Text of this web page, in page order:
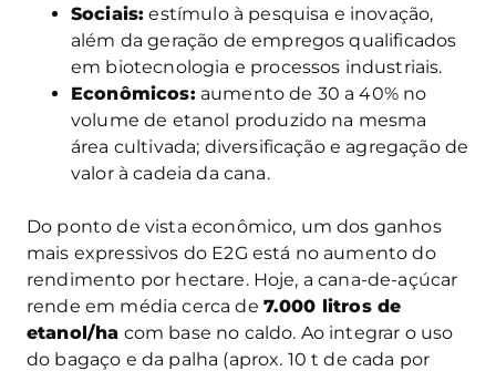
Sociais: estímulo à pesquisa e inovação,
além da geração de empregos qualificados
em biotecnologia e processos industriais.
Econômicos: aumento de 30 a 40% no
volume de etanol produzido na mesma
área cultivada; diversificação e agregação de
valor à cadeia da cana.
Do ponto de vista econômico, um dos ganhos
mais expressivos do E2G está no aumento do
rendimento por hectare. Hoje, a cana-de-açúcar
rende em média cerca de 7.000 litros de
etanol/ha com base no caldo. Ao integrar o uso
do bagaço e da palha (aprox. 10 t de cada por